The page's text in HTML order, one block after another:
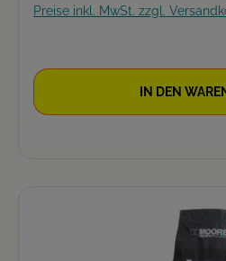
Preise inkl. MwSt. zzgl.
IN DEN